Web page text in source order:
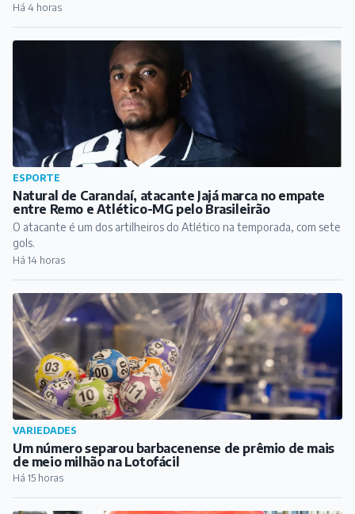
Há 4 horas
ESPORTE
Natural de Carandaí, atacante Jajá marca no empate
entre Remo e Atlético-MG pelo Brasileirão
O atacante é um dos artilheiros do Atlético na temporada, com sete
gols.
Há 14 horas
VARIEDADES
Um número separou barbacenense de prêmio de mais
de meio milhão na Lotofácil
Há 15 horas